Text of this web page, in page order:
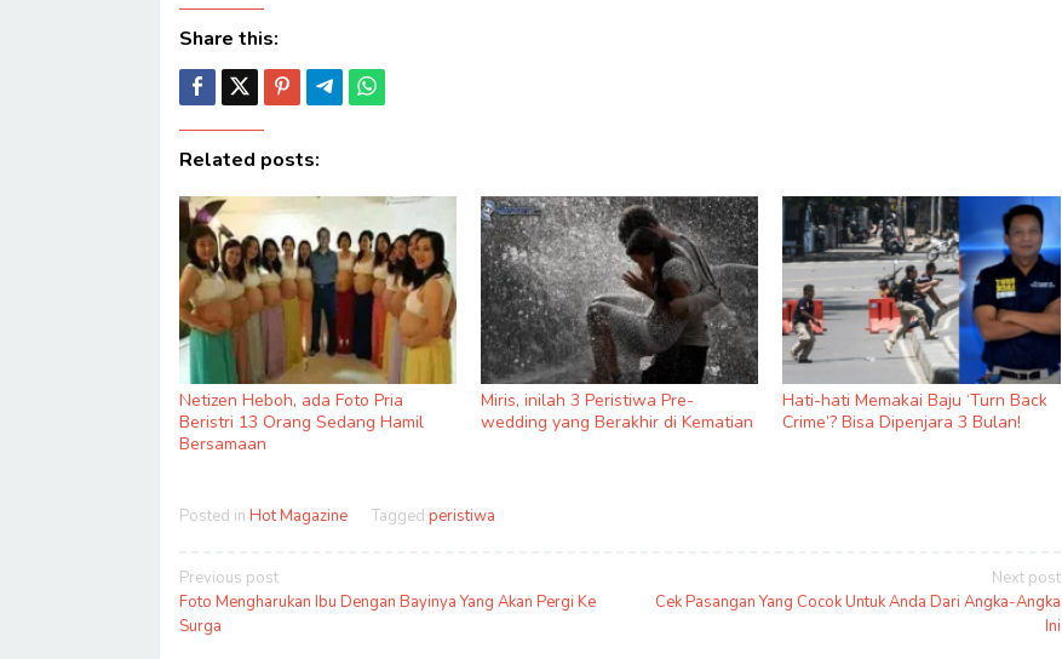
Share this:
Related posts:
Netizen Heboh, ada Foto Pria
Beristri 13 Orang Sedang Hamil
Bersamaan
Miris, inilah 3 Peristiwa Pre-
wedding yang Berakhir di Kematian
Hati-hati Memakai Baju ‘Turn Back
Crime’? Bisa Dipenjara 3 Bulan!
Posted in Hot Magazine Tagged peristiwa
Post
navigation
Previous post
Foto Mengharukan Ibu Dengan Bayinya Yang Akan Pergi Ke
Surga
Next post
Cek Pasangan Yang Cocok Untuk Anda Dari Angka-Angka
Ini